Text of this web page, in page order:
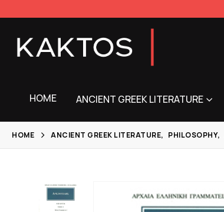
HOME ANCIENT GREEK LITERATURE
HOME ANCIENT GREEK LITERATURE, PHILOSOPHY,